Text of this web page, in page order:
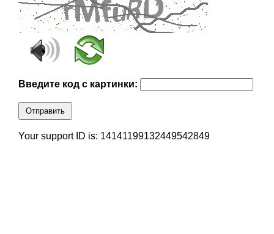
Введите код с картинки:
Отправить
Your support ID is: 14141199132449542849